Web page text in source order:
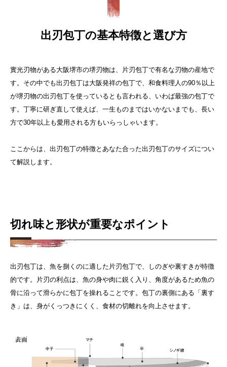
出刃包丁の基本特徴と選び方
實光刃物がある大阪堺市の堺刃物は、片刃包丁で有名な刃物の産地で
す。その中でも出刃包丁は大阪発祥の包丁で、 和食料理人の90％以上
が堺刃物の出刃包丁を使っているとも言われる、いわば最強の包丁で
す 。 丁寧に研ぎ直して使えば、一生ものまではいかないまでも、長い
方で30年以上も愛用される方もいらっしゃいます。
ここからは、出刃包丁の特徴とあなた合った出刃包丁のサイズについ
て解説します。
切れ味と形状が重要なポイント
出刃包丁は、魚を捌くのに適した片刃包丁で、しのぎや裏すきが特徴
的です。片刃の利点は、魚の身や肉に鋭く入り、角度があるため魚の
骨に沿って滑らかに包丁を操れることです。包丁の裏側にある「裏す
き」は、身がくっつきにくく、食材の切離れを向上させます。